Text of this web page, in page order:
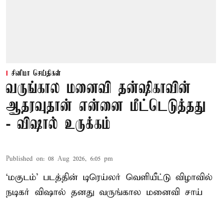
சினிமா செய்திகள்
வருங்கால மனைவி தன்ஷிகாவின்
ஆதரவுதான் என்னை மீட்டெடுத்தது
- விஷால் உருக்கம்
Published on: 08 Aug 2026, 6:05 pm
‘மகுடம்’ படத்தின் டிரெய்லர் வெளியீட்டு விழாவில்
நடிகர் விஷால் தனது வருங்கால மனைவி சாய்